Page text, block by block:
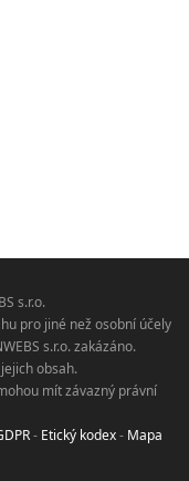
s.r.o.
pro jiné než osobní účely
s.r.o. zakázáno.
obsah.
mít závazný právní
- Etický kodex- Mapa